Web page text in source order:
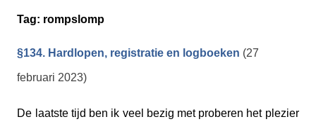
Tag: rompslomp
§134. Hardlopen, registratie en logboeken (27
februari 2023)
De laatste tijd ben ik veel bezig met proberen het plezier